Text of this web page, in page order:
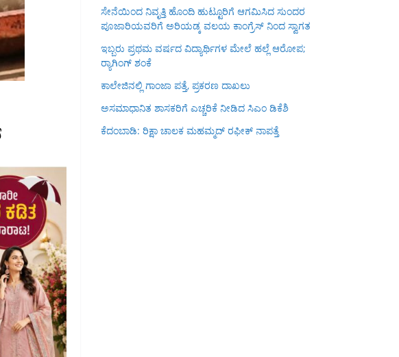
ಸೇನೆಯಿಂದ ನಿವೃತ್ತಿ ಹೊಂದಿ ಹುಟ್ಟೂರಿಗೆ ಆಗಮಿಸಿದ ಸುಂದರ
ಪೂಜಾರಿಯವರಿಗೆ ಅರಿಯಡ್ಕ ವಲಯ ಕಾಂಗ್ರೆಸ್ ನಿಂದ ಸ್ವಾಗತ
ಇಬ್ಬರು ಪ್ರಥಮ ವರ್ಷದ ವಿದ್ಯಾರ್ಥಿಗಳ ಮೇಲೆ ಹಲ್ಲೆ ಆರೋಪ;
ರ‍್ಯಾಗಿಂಗ್ ಶಂಕೆ
ಕಾಲೇಜಿನಲ್ಲಿ ಗಾಂಜಾ ಪತ್ತೆ, ಪ್ರಕರಣ ದಾಖಲು
ಅಸಮಾಧಾನಿತ ಶಾಸಕರಿಗೆ ಎಚ್ಚರಿಕೆ ನೀಡಿದ ಸಿಎಂ ಡಿಕೆಶಿ
ಕೆದಂಬಾಡಿ: ರಿಕ್ಷಾ ಚಾಲಕ ಮಹಮ್ಮದ್ ರಫೀಕ್ ನಾಪತ್ತೆ